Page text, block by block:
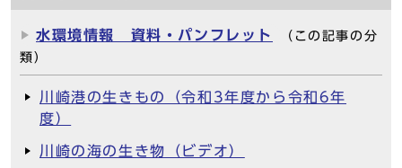
水環境情報 資料・パンフレット
（この記事の分
類）
川崎港の生きもの（令和3年度から令和6年
度）
川崎の海の生き物（ビデオ）